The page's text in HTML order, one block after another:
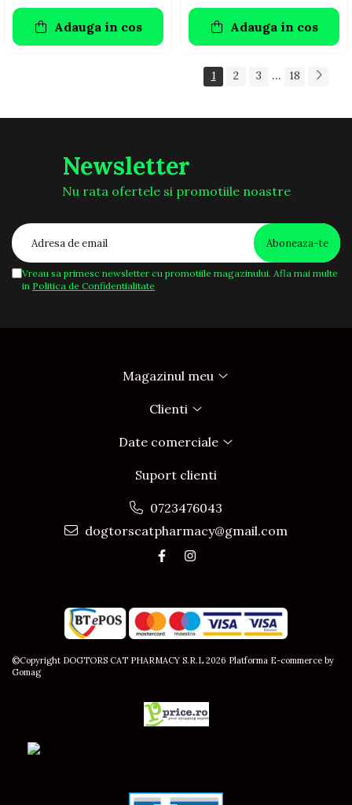
Adauga in cos Adauga in cos
1 2 3 ... 18
Newsletter
Nu rata ofertele si promotiile noastre
Vreau sa primesc newsletter cu promotiile magazinului. Afla mai multe
in Politica de Confidentialitate
Magazinul meu
Clienti
Date comerciale
Suport clienti
0723476043
dogtorscatpharmacy@gmail.com
©Copyright DOGTORS CAT PHARMACY S.R.L 2026 Platforma E-commerce by
Gomag